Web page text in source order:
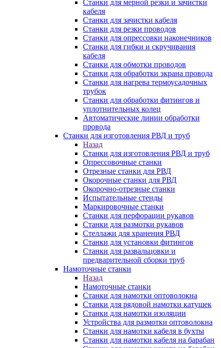
Станки для мерной резки и зачистки
кабеля
Станки для зачистки кабеля
Станки для резки проводов
Станки для опрессовки наконечников
Станки для гибки и скручивания
кабеля
Станки для обмотки проводов
Станки для обработки экрана провода
Станки для нагрева термоусадочных
трубок
Станки для обработки фитингов и
уплотнительных колец
Автоматические линии обработки
провода
Станки для изготовления РВД и труб
Назад
Станки для изготовления РВД и труб
Опрессовочные станки
Отрезные станки для РВД
Окорочные станки для РВД
Окорочно-отрезные станки
Испытательные стенды
Маркировочные станки
Станки для перфорации рукавов
Станки для размотки рукавов
Стеллажи для хранения РВД
Станки для установки фитингов
Станки для развальцовки и
предварительной сборки труб
Намоточные станки
Назад
Намоточные станки
Станки для намотки оптоволокна
Станки для рядовой намотки катушек
Станки для намотки изоляции
Устройства для размотки оптоволокна
Станки для намотки кабеля в бухты
Станки для намотки кабеля на барабан